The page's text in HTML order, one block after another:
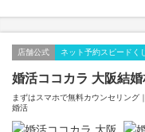
店舗公式 ネット予約スピードく
婚活ココカラ 大阪結
まずはスマホで無料カウンセリング
婚活